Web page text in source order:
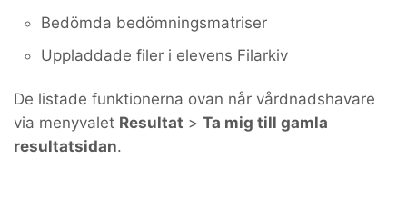
Bedömda bedömningsmatriser
Uppladdade filer i elevens Filarkiv
De listade funktionerna ovan når vårdnadshavare
via menyvalet Resultat > Ta mig till gamla
resultatsidan.